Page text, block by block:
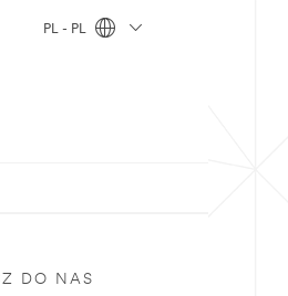
PL - PL
DO NAS